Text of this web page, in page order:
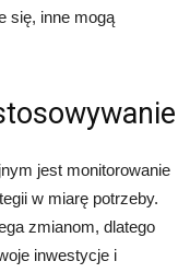
się, inne mogą
jest monitorowanie
w miarę potrzeby.
zmianom, dlatego
inwestycje i